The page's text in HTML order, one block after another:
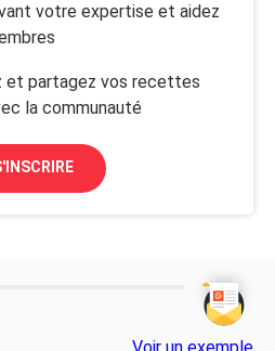
votre expertise et aidez
et partagez vos recettes
la communauté